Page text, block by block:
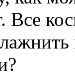
Все